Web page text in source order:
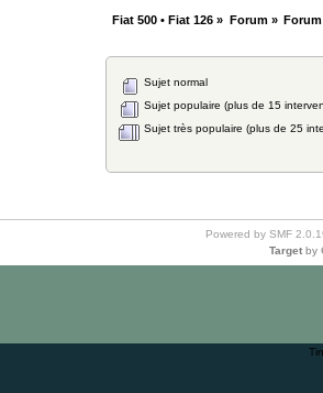
Fiat 500 • Fiat 126 » Forum»
Sujet normal
Sujet populaire (plus de 15
Sujet très populaire (plus de 25
Powered by SMF
Target by